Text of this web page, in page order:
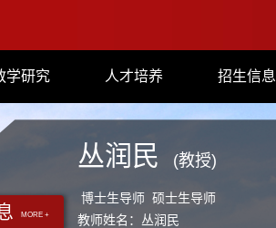
学研究 人才培养 招生信息
MORE +
丛润民 (教授)
博士生导师 硕士生导师
教师姓名：丛润民